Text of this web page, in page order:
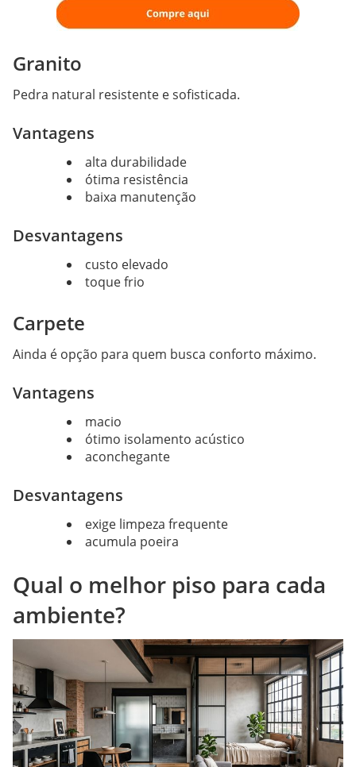
Granito
Pedra natural resistente e sofisticada.
Vantagens
alta durabilidade
ótima resistência
baixa manutenção
Desvantagens
custo elevado
toque frio
Carpete
Ainda é opção para quem busca conforto máximo.
Vantagens
macio
ótimo isolamento acústico
aconchegante
Desvantagens
exige limpeza frequente
acumula poeira
Qual o melhor piso para cada
ambiente?